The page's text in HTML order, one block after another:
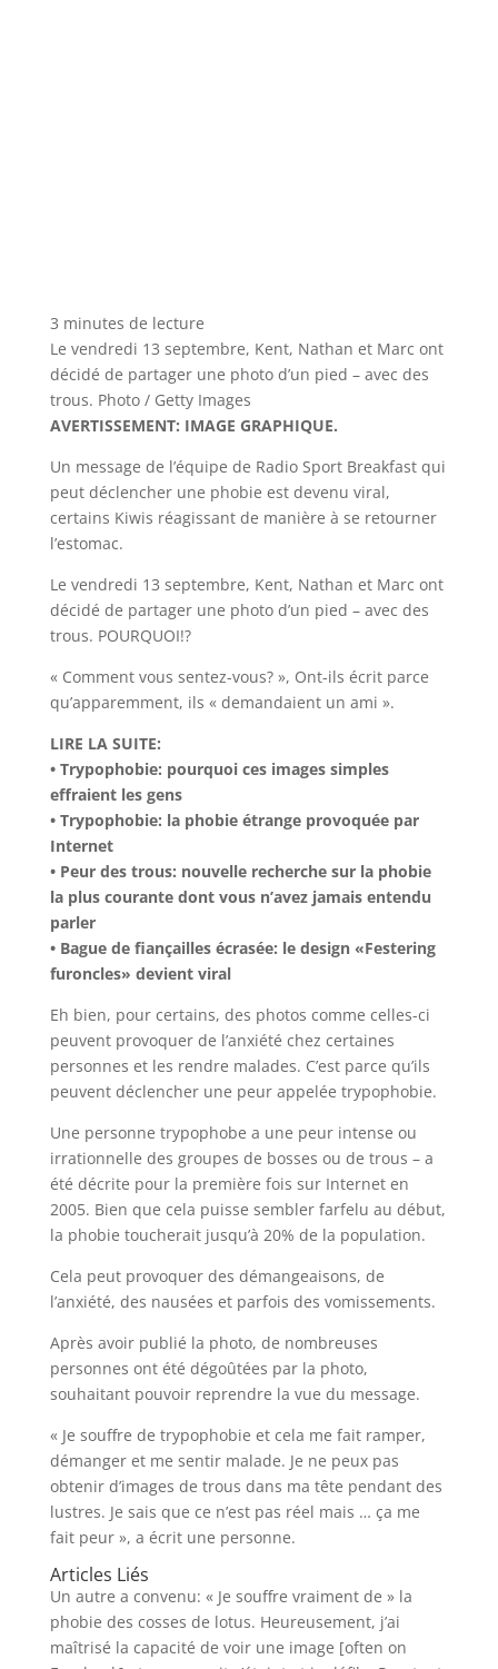
3 minutes de lecture
Le vendredi 13 septembre, Kent, Nathan et Marc ont
décidé de partager une photo d’un pied – avec des
trous. Photo / Getty Images
AVERTISSEMENT: IMAGE GRAPHIQUE.
Un message de l’équipe de Radio Sport Breakfast qui
peut déclencher une phobie est devenu viral,
certains Kiwis réagissant de manière à se retourner
l’estomac.
Le vendredi 13 septembre, Kent, Nathan et Marc ont
décidé de partager une photo d’un pied – avec des
trous. POURQUOI!?
« Comment vous sentez-vous? », Ont-ils écrit parce
qu’apparemment, ils « demandaient un ami ».
LIRE LA SUITE:
• Trypophobie: pourquoi ces images simples
effraient les gens
• Trypophobie: la phobie étrange provoquée par
Internet
• Peur des trous: nouvelle recherche sur la phobie
la plus courante dont vous n’avez jamais entendu
parler
• Bague de fiançailles écrasée: le design «Festering
furoncles» devient viral
Eh bien, pour certains, des photos comme celles-ci
peuvent provoquer de l’anxiété chez certaines
personnes et les rendre malades. C’est parce qu’ils
peuvent déclencher une peur appelée trypophobie.
Une personne trypophobe a une peur intense ou
irrationnelle des groupes de bosses ou de trous – a
été décrite pour la première fois sur Internet en
2005. Bien que cela puisse sembler farfelu au début,
la phobie toucherait jusqu’à 20% de la population.
Cela peut provoquer des démangeaisons, de
l’anxiété, des nausées et parfois des vomissements.
Après avoir publié la photo, de nombreuses
personnes ont été dégoûtées par la photo,
souhaitant pouvoir reprendre la vue du message.
« Je souffre de trypophobie et cela me fait ramper,
démanger et me sentir malade. Je ne peux pas
obtenir d’images de trous dans ma tête pendant des
lustres. Je sais que ce n’est pas réel mais … ça me
fait peur », a écrit une personne.
Articles Liés
Un autre a convenu: « Je souffre vraiment de » la
phobie des cosses de lotus. Heureusement, j’ai
maîtrisé la capacité de voir une image [often on